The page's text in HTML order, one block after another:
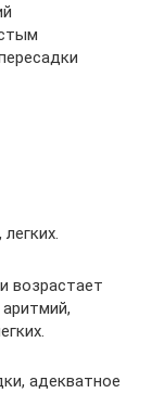
возрастает
адекватное